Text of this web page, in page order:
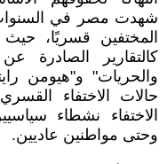
شهدت مصر في السنوات
المختفين قسريًا، حيث
كالتقارير الصادرة
والحريات" و"هيومن
الاختفاء نشطاء
وحتى مواطنين عاديين.